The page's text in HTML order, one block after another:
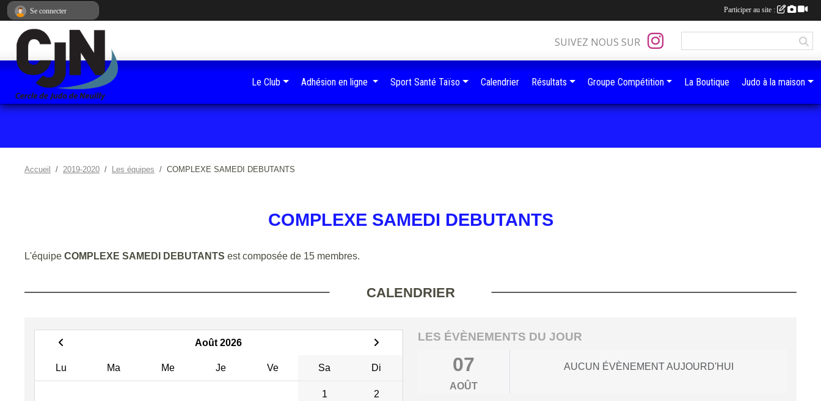
Accueil 2019-2020 Les équipes COMPLEXE SAMEDI DEBUTANTS
COMPLEXE SAMEDI DEBUTANTS
L'équipe COMPLEXE SAMEDI DEBUTANTS est composée de 15 membres.
CALENDRIER
Août 2026
Lu Ma Me Je Ve Sa Di
1 2
LES ÉVÈNEMENTS DU JOUR
07
AOÛT
AUCUN ÉVÈNEMENT AUJOURD'HUI
SUIVEZ NOUS SUR
Le Club Adhésion en ligne Sport Santé Taïso Calendrier Résultats Groupe Compétition La Boutique Judo à la maison
Se connecter Participer au site :
Panneau de gestion des cookies